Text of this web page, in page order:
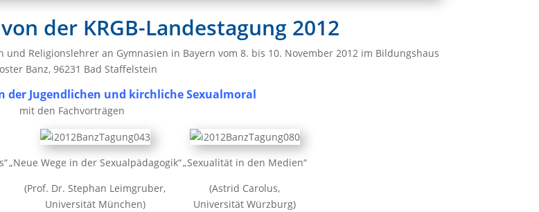
der KRGB-Landestagung 2012
Religionslehrer an Gymnasien in Bayern vom 8. bis 10. November 2012 im Bildungshaus
Banz, 96231 Bad Staffelstein
der Jugendlichen und kirchliche Sexualmoral
mit den Fachvorträgen
„Neue Wege in der Sexualpädagogik“
(Prof. Dr. Stephan Leimgruber,
Universität München)
„Sexualität in den Medien“
(Astrid Carolus,
Universität Würzburg)